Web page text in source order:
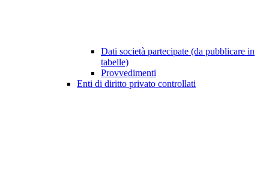
Dati società partecipate (da pubblicare in
tabelle)
Provvedimenti
Enti di diritto privato controllati